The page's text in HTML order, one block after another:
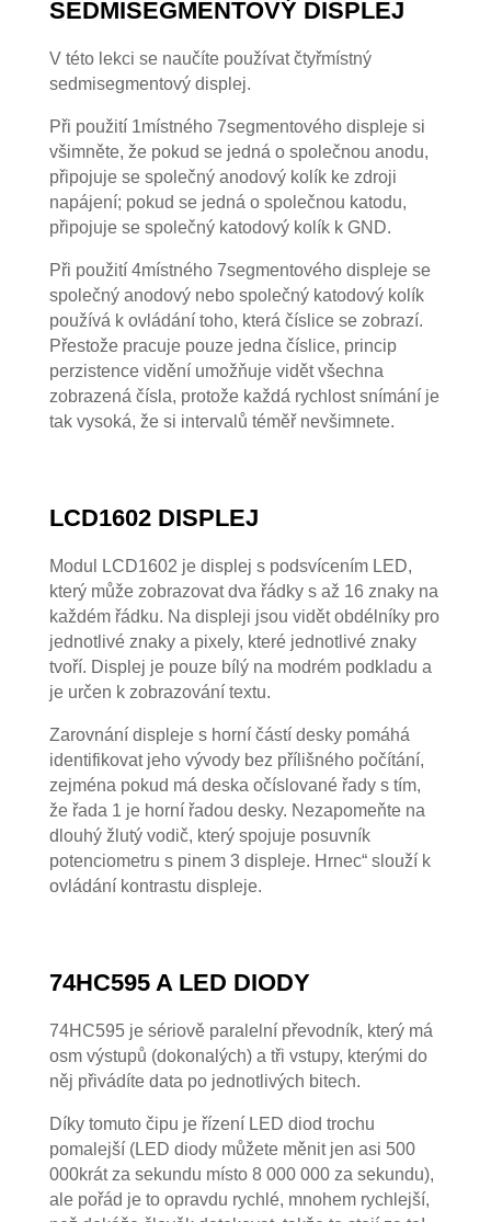
SEDMISEGMENTOVÝ DISPLEJ
V této lekci se naučíte používat čtyřmístný
sedmisegmentový displej.
Při použití 1místného 7segmentového displeje si
všimněte, že pokud se jedná o společnou anodu,
připojuje se společný anodový kolík ke zdroji
napájení; pokud se jedná o společnou katodu,
připojuje se společný katodový kolík k GND.
Při použití 4místného 7segmentového displeje se
společný anodový nebo společný katodový kolík
používá k ovládání toho, která číslice se zobrazí.
Přestože pracuje pouze jedna číslice, princip
perzistence vidění umožňuje vidět všechna
zobrazená čísla, protože každá rychlost snímání je
tak vysoká, že si intervalů téměř nevšimnete.
LCD1602 DISPLEJ
Modul LCD1602 je displej s podsvícením LED,
který může zobrazovat dva řádky s až 16 znaky na
každém řádku. Na displeji jsou vidět obdélníky pro
jednotlivé znaky a pixely, které jednotlivé znaky
tvoří. Displej je pouze bílý na modrém podkladu a
je určen k zobrazování textu.
Zarovnání displeje s horní částí desky pomáhá
identifikovat jeho vývody bez přílišného počítání,
zejména pokud má deska očíslované řady s tím,
že řada 1 je horní řadou desky. Nezapomeňte na
dlouhý žlutý vodič, který spojuje posuvník
potenciometru s pinem 3 displeje. Hrnec“ slouží k
ovládání kontrastu displeje.
74HC595 A LED DIODY
74HC595 je sériově paralelní převodník, který má
osm výstupů (dokonalých) a tři vstupy, kterými do
něj přivádíte data po jednotlivých bitech.
Díky tomuto čipu je řízení LED diod trochu
pomalejší (LED diody můžete měnit jen asi 500
000krát za sekundu místo 8 000 000 za sekundu),
ale pořád je to opravdu rychlé, mnohem rychlejší,